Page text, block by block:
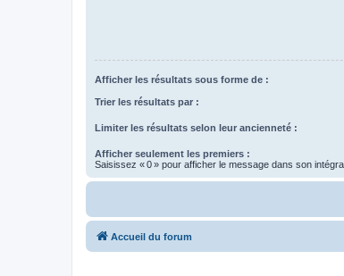
Afficher les résultats sous forme de :
Trier les résultats par :
Limiter les résultats selon leur ancienneté :
Afficher seulement les premiers :
Saisissez « 0 » pour afficher le message dans son
Accueil du forum